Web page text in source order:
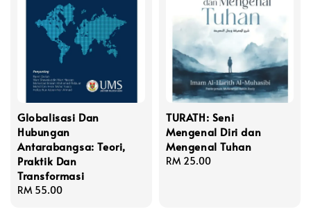
Globalisasi Dan
Hubungan
Antarabangsa: Teori,
Praktik Dan
Transformasi
Regular
RM 55.00
TURATH: Seni
Mengenal Diri dan
Mengenal Tuhan
Regular
RM 25.00